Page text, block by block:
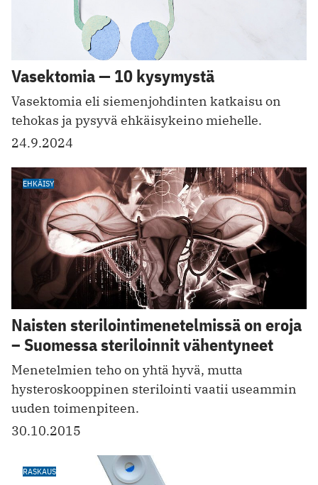
Vasektomia — 10 kysymystä
Vasektomia eli siemenjohdinten katkaisu on
tehokas ja pysyvä ehkäisykeino miehelle.
24.9.2024
EHKÄISY
Naisten sterilointimenetelmissä on eroja
– Suomessa steriloinnit vähentyneet
Menetelmien teho on yhtä hyvä, mutta
hysteroskooppinen sterilointi vaatii useammin
uuden toimenpiteen.
30.10.2015
RASKAUS